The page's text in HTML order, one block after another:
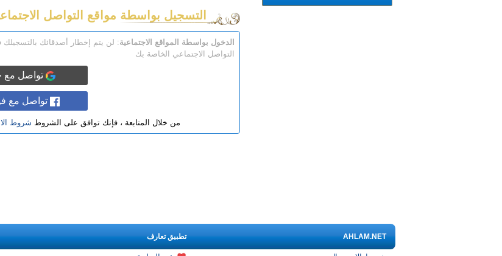
التسجيل بواسطة مواقع التواصل
الدخول بواسطة المواقع الاجتماعية: لن يتم إخطار أصدقائك
التواصل الاجتماعي الخاصة بك
تواصل مع
تواصل مع
من خلال المتابعة ، فإنك توافق على الشروط شروط
AHLAM.NET تطبيق تعارف